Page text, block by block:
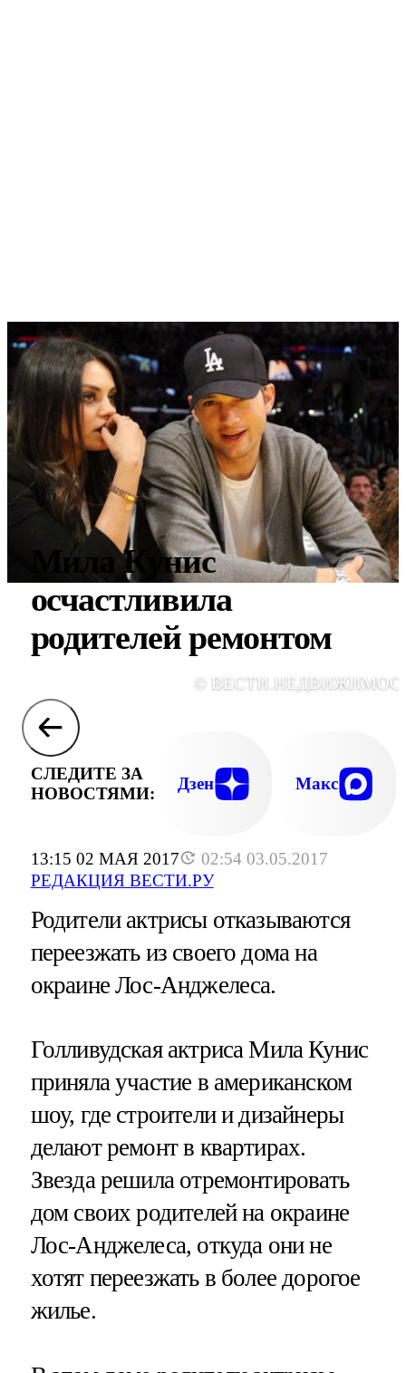
13:15 02 МАЯ 2017
02:54 03.05.2017
РЕДАКЦИЯ ВЕСТИ.РУ
Мила Кунис
осчастливила
родителей ремонтом
©
СЛЕДИТЕ ЗА
НОВОСТЯМИ:
Дзен Макс
Родители актрисы отказываются
переезжать из своего дома на
окраине Лос-Анджелеса.
Голливудская актриса Мила Кунис
приняла участие в американском
шоу, где строители и дизайнеры
делают ремонт в квартирах.
Звезда решила отремонтировать
дом своих родителей на окраине
Лос-Анджелеса, откуда они не
хотят переезжать в более дорогое
жилье.